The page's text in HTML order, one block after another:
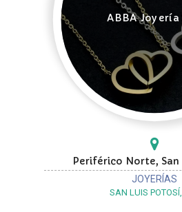
ABBA Joyería
Periférico Norte, San
JOYERÍAS
SAN LUIS